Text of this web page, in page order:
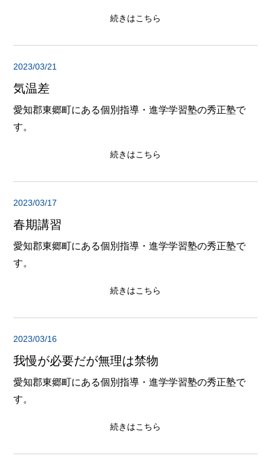
続きはこちら
2023/03/21
気温差
愛知郡東郷町にある個別指導・進学学習塾の秀正塾で
す。
続きはこちら
2023/03/17
春期講習
愛知郡東郷町にある個別指導・進学学習塾の秀正塾で
す。
続きはこちら
2023/03/16
我慢が必要だが無理は禁物
愛知郡東郷町にある個別指導・進学学習塾の秀正塾で
す。
続きはこちら